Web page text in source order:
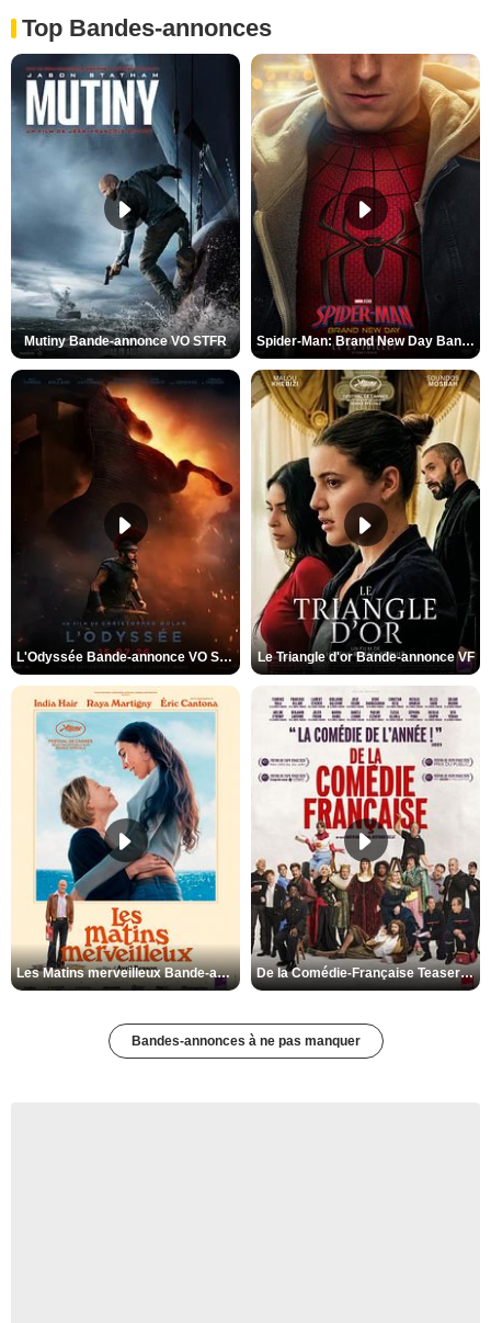
Top Bandes-annonces
Mutiny Bande-annonce VO STFR Spider-Man: Brand New Day Bande-annonce VO STFR
L'Odyssée Bande-annonce VO STFR Le Triangle d'or Bande-annonce VF
Les Matins merveilleux Bande-annonce VF De la Comédie-Française Teaser VF
Bandes-annonces à ne pas manquer